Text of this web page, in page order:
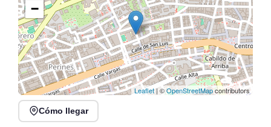
−
Leaflet| ©OpenStreetMapcontributors
Cómo llegar
Verano Mix Fiesta de